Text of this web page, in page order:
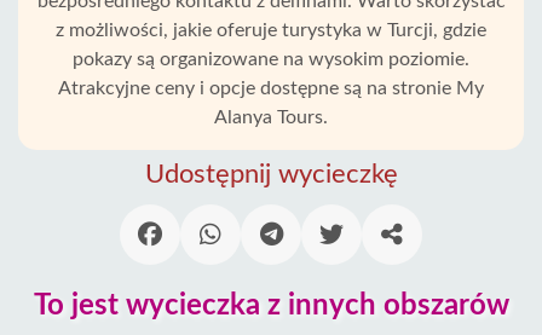
wioski
Blog
z możliwości, jakie oferuje turystyka w Turcji, gdzie
pokazy są organizowane na wysokim poziomie.
Atrakcyjne ceny i opcje dostępne są na stronie My
Alanya Tours.
Udostępnij wycieczkę
To jest wycieczka z innych obszarów